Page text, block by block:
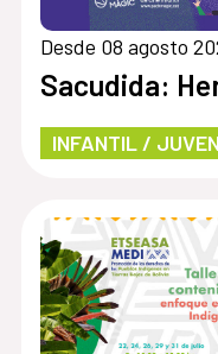
Desde 08 agosto
Sacudida:
INFANTIL /